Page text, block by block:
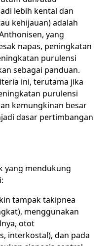
lebih kental dan
kehijauan) adalah
yang
napas, peningkatan
purulensi
sebagai panduan.
ini, terutama jika
purulensi
kemungkinan besar
dasar pertimbangan
yang mendukung
tampak takipnea
menggunakan
otot
interkostal), dan pada